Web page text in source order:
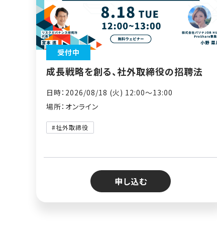
受付中
成長戦略を創る、社外取締役の招聘法
日時：2026/08/18 (火) 12:00〜13:00
場所：オンライン
#社外取締役
申し込む